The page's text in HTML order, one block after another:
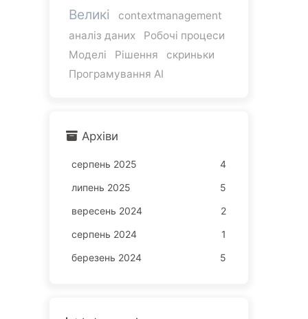
Великі
contextmanagement
аналіз даних
Робочі процеси
Моделі
Рішення
скриньки
Програмування AI
Архіви
серпень 2025
4
липень 2025
5
вересень 2024
2
серпень 2024
1
березень 2024
5